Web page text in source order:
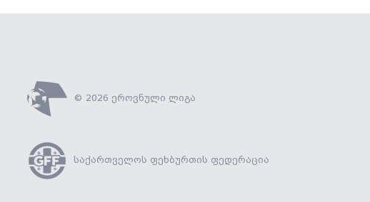
© 2026 ეროვნული ლიგა
საქართველოს ფეხბურთის ფედერაცია